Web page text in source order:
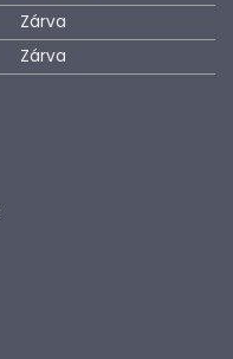
Zárva
Zárva